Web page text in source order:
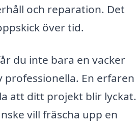
och reparation. Det
över tid.
du inte bara en vacker
En erfaren
att ditt projekt blir lyckat.
vill fräscha upp en